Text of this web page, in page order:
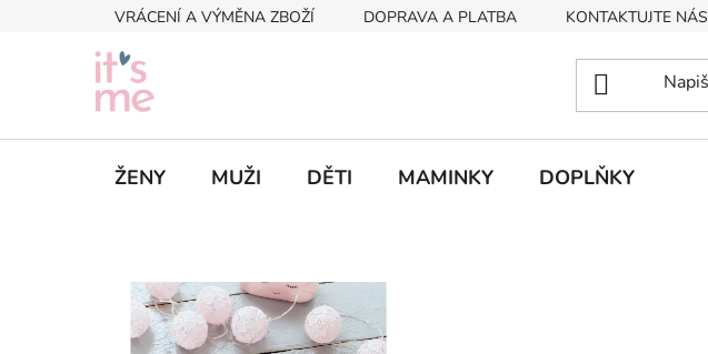
VRÁCENÍ A VÝMĚNA ZBOŽÍ DOPRAVA A PLATBA KONTAKTUJTE NÁS
ŽENY MUŽI DĚTI MAMINKY DOPLŇKY